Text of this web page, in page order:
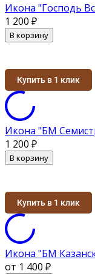
Икона "Господь
1 200 ₽
В корзину
Купить в 1 клик
Икона "БМ
1 200 ₽
В корзину
Купить в 1 клик
Икона "БМ
от 1 400 ₽